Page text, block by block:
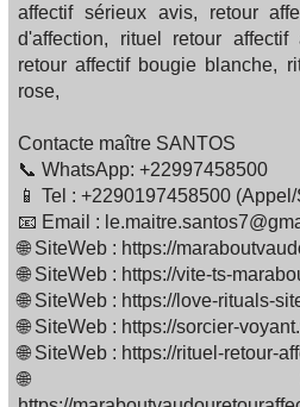
affectif sérieux avis, retour
d'affection, rituel retour
retour affectif bougie blanche,
rose,
Contacte maître SANTOS
📞 WhatsApp: +22997458500
📱 Tel : +2290197458500
📧 Email :
🌐 SiteWeb : https://
🌐 SiteWeb : https://vite-ts-
🌐 SiteWeb : https://love-rituals-
🌐 SiteWeb : https://sorcier-
🌐 SiteWeb : https://rituel-retour-
🌐